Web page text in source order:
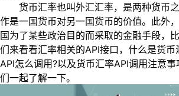
货币汇率也叫外汇汇率，是两种货币之
作是一国货币对另一国货币的价值。此外
国为了某些政治目的而采取的金融手段，
们来看看汇率相关的API接口，什么是货币
API怎么调用?以及货币汇率API调用注意
们一起了解一下。